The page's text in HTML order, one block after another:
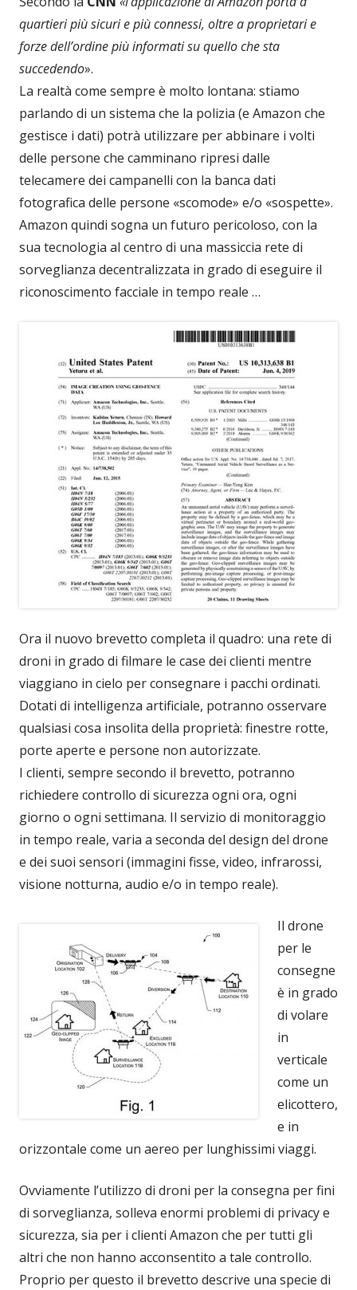
quartieri più sicuri e più connessi, oltre a proprietari e
forze dell’ordine più informati su quello che sta
succedendo».
La realtà come sempre è molto lontana: stiamo
parlando di un sistema che la polizia (e Amazon che
gestisce i dati) potrà utilizzare per abbinare i volti
delle persone che camminano ripresi dalle
telecamere dei campanelli con la banca dati
fotografica delle persone «scomode» e/o «sospette».
Amazon quindi sogna un futuro pericoloso, con la
sua tecnologia al centro di una massiccia rete di
sorveglianza decentralizzata in grado di eseguire il
riconoscimento facciale in tempo reale …
Ora il nuovo brevetto completa il quadro: una rete di
droni in grado di filmare le case dei clienti mentre
viaggiano in cielo per consegnare i pacchi ordinati.
Dotati di intelligenza artificiale, potranno osservare
qualsiasi cosa insolita della proprietà: finestre rotte,
porte aperte e persone non autorizzate.
I clienti, sempre secondo il brevetto, potranno
richiedere controllo di sicurezza ogni ora, ogni
giorno o ogni settimana. Il servizio di monitoraggio
in tempo reale, varia a seconda del design del drone
e dei suoi sensori (immagini fisse, video, infrarossi,
visione notturna, audio e/o in tempo reale).
Il drone
per le
consegne
è in grado
di volare
in
verticale
come un
elicottero,
e in
orizzontale come un aereo per lunghissimi viaggi.
Ovviamente l’utilizzo di droni per la consegna per fini
di sorveglianza, solleva enormi problemi di privacy e
sicurezza, sia per i clienti Amazon che per tutti gli
altri che non hanno acconsentito a tale controllo.
Proprio per questo il brevetto descrive una specie di